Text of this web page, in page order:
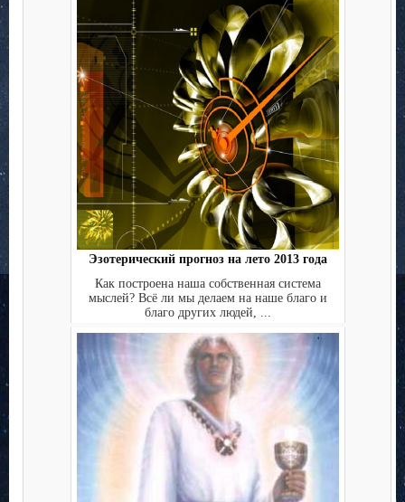
Эзотерический прогноз на лето 2013 года
Как построена наша собственная система
мыслей? Всё ли мы делаем на наше благо и
благо других людей, ...